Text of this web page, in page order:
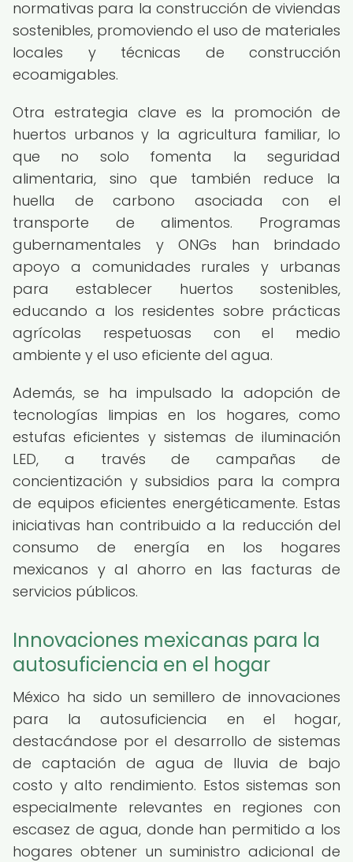
normativas para la construcción de viviendas
sostenibles, promoviendo el uso de materiales
locales y técnicas de construcción
ecoamigables.
Otra estrategia clave es la promoción de
huertos urbanos y la agricultura familiar, lo
que no solo fomenta la seguridad
alimentaria, sino que también reduce la
huella de carbono asociada con el
transporte de alimentos. Programas
gubernamentales y ONGs han brindado
apoyo a comunidades rurales y urbanas
para establecer huertos sostenibles,
educando a los residentes sobre prácticas
agrícolas respetuosas con el medio
ambiente y el uso eficiente del agua.
Además, se ha impulsado la adopción de
tecnologías limpias en los hogares, como
estufas eficientes y sistemas de iluminación
LED, a través de campañas de
concientización y subsidios para la compra
de equipos eficientes energéticamente. Estas
iniciativas han contribuido a la reducción del
consumo de energía en los hogares
mexicanos y al ahorro en las facturas de
servicios públicos.
Innovaciones mexicanas para la
autosuficiencia en el hogar
México ha sido un semillero de innovaciones
para la autosuficiencia en el hogar,
destacándose por el desarrollo de sistemas
de captación de agua de lluvia de bajo
costo y alto rendimiento. Estos sistemas son
especialmente relevantes en regiones con
escasez de agua, donde han permitido a los
hogares obtener un suministro adicional de